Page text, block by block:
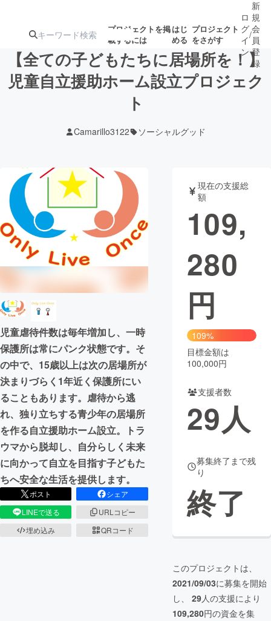
プロジェクトを掲
載するには
はじ
める
プロジェクト
をさがす
注目の新着プロ
テクノロジー・ガジェット
映像・映画 書籍・雑誌
ビジネス・起業 チャレンジ
まちづくり・地域活性化
CAMPFIRE for Social Good
CAMPFIRE Creation
CAMPFIREふるさと納税machi-ya コミュニティ
ロ
グ
イ
ン
/
新
規
会
員
登
録
【全ての子どもたちに居場所を！】
児童自立援助ホーム設立プロジェク
ト
Camarillo3122 ソーシャルグッド
児童虐待件数は毎年増加し、一時
保護所は常にパンク状態です。そ
の中で、15歳以上は次の居場所が
決まりづらく1年近く保護所にい
ることもあります。虐待から逃
れ、独り立ちする青少年の居場所
を作る自立援助ホーム設立。トラ
ウマから脱却し、自分らしく未来
に向かって自立を目指す子どもた
ちへ安全な生活を提供します。
ポスト
シェア
LINEで送る
URLコピー
埋め込み
QRコード
現在の支援総
額
109,
280
円
109%
目標金額は
100,000円
支援者数
29人
募集終了まで残
り
終了
このプロジェクトは、
2021/09/03に募集を開始
し、 29人の支援により
109,280円の資金を集